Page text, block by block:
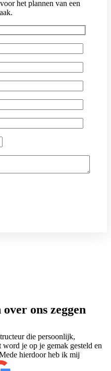
het plannen van een
ons zeggen
die persoonlijk,
je op je gemak gesteld en
hierdoor heb ik mij